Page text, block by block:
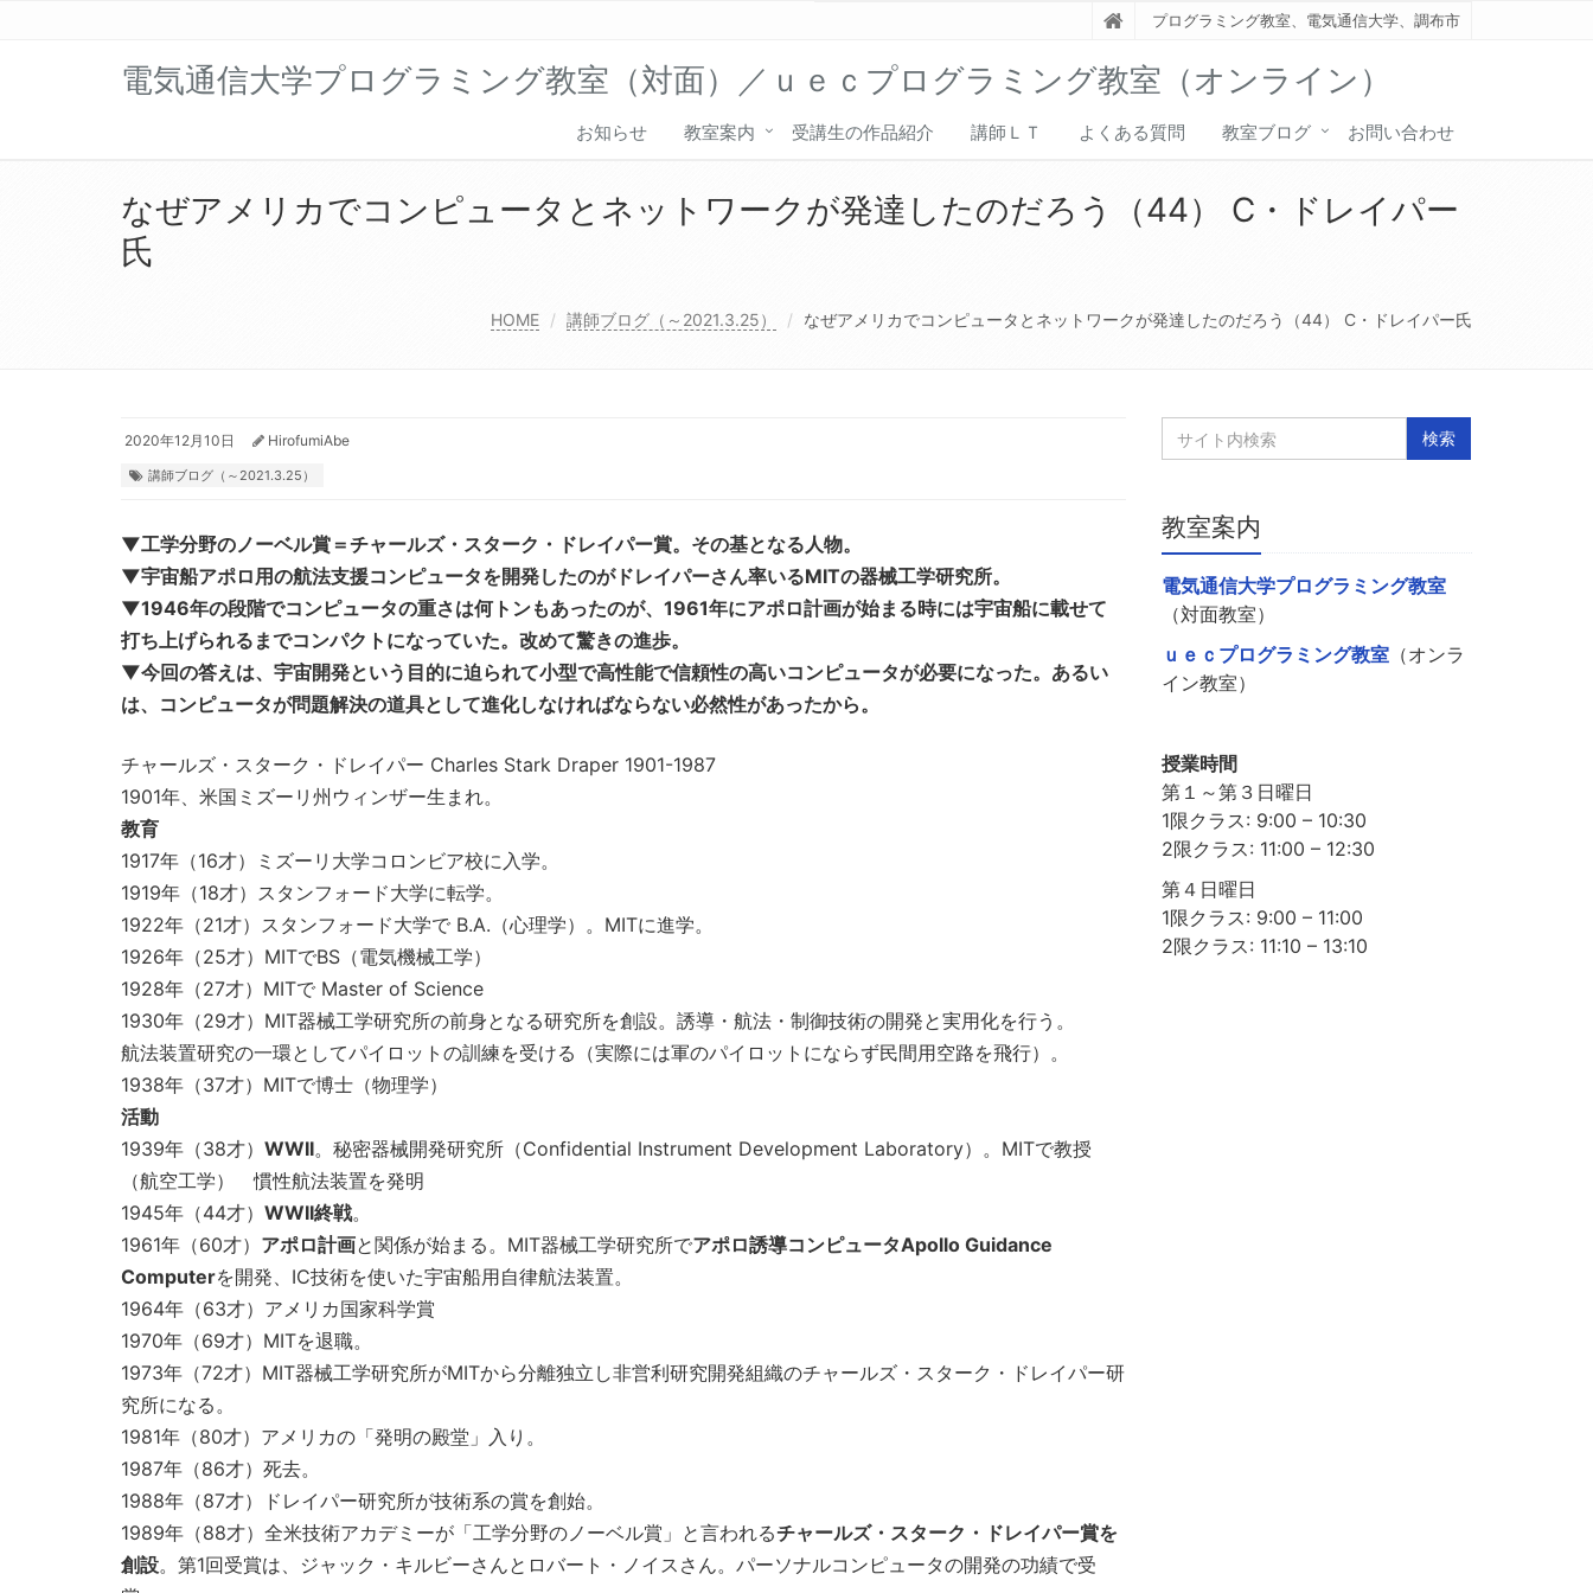
プログラミング教室、電気通信大学、調布市
電気通信大学プログラミング教室（対面）／ｕｅｃプログラミング教室（オンライン）
お知らせ 教室案内 受講生の作品紹介 講師ＬＴ よくある質問 教室ブログ お問い合わせ
なぜアメリカでコンピュータとネットワークが発達したのだろう（44） C・ドレイパー
氏
HOME 講師ブログ（～2021.3.25） なぜアメリカでコンピュータとネットワークが発達したのだろう（44） C・ドレイパー氏
2020年12月10日 HirofumiAbe
講師ブログ（～2021.3.25）
▼工学分野のノーベル賞＝チャールズ・スターク・ドレイパー賞。その基となる人物。
▼宇宙船アポロ用の航法支援コンピュータを開発したのがドレイパーさん率いるMITの器械工学研究所。
▼1946年の段階でコンピュータの重さは何トンもあったのが、1961年にアポロ計画が始まる時には宇宙船に載せて
打ち上げられるまでコンパクトになっていた。改めて驚きの進歩。
▼今回の答えは、宇宙開発という目的に迫られて小型で高性能で信頼性の高いコンピュータが必要になった。あるい
は、コンピュータが問題解決の道具として進化しなければならない必然性があったから。
チャールズ・スターク・ドレイパー Charles Stark Draper 1901-1987
1901年、米国ミズーリ州ウィンザー生まれ。
教育
1917年（16才）ミズーリ大学コロンビア校に入学。
1919年（18才）スタンフォード大学に転学。
1922年（21才）スタンフォード大学で B.A.（心理学）。MITに進学。
1926年（25才）MITでBS（電気機械工学）
1928年（27才）MITで Master of Science
1930年（29才）MIT器械工学研究所の前身となる研究所を創設。誘導・航法・制御技術の開発と実用化を行う。
航法装置研究の一環としてパイロットの訓練を受ける（実際には軍のパイロットにならず民間用空路を飛行）。
1938年（37才）MITで博士（物理学）
活動
1939年（38才） WWII。秘密器械開発研究所（Confidential Instrument Development Laboratory）。MITで教授
（航空工学） 慣性航法装置を発明
1945年（44才） WWII終戦。
1961年（60才） アポロ計画と関係が始まる。MIT器械工学研究所でアポロ誘導コンピュータApollo Guidance
Computerを開発、IC技術を使いた宇宙船用自律航法装置。
1964年（63才）アメリカ国家科学賞
1970年（69才）MITを退職。
1973年（72才）MIT器械工学研究所がMITから分離独立し非営利研究開発組織のチャールズ・スターク・ドレイパー研
究所になる。
1981年（80才）アメリカの「発明の殿堂」入り。
1987年（86才）死去。
1988年（87才）ドレイパー研究所が技術系の賞を創始。
1989年（88才）全米技術アカデミーが「工学分野のノーベル賞」と言われるチャールズ・スターク・ドレイパー賞を
創設。第1回受賞は、ジャック・キルビーさんとロバート・ノイスさん。パーソナルコンピュータの開発の功績で受
教室案内
電気通信大学プログラミング教室
（対面教室）
ｕｅｃプログラミング教室（オンラ
イン教室）
授業時間
第１～第３日曜日
1限クラス: 9:00 – 10:30
2限クラス: 11:00 – 12:30
第４日曜日
1限クラス: 9:00 – 11:00
2限クラス: 11:10 – 13:10